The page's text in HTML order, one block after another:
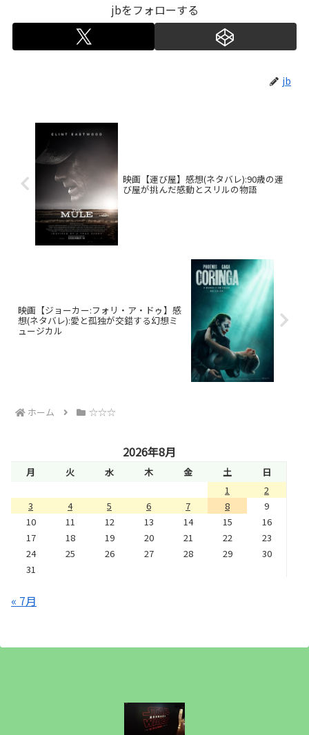
jbをフォローする
jb
映画【運び屋】感想(ネタバレ):90歳の運
び屋が挑んだ感動とスリルの物語
映画【ジョーカー:フォリ・ア・ドゥ】感
想(ネタバレ):愛と孤独が交錯する幻想ミ
ュージカル
ホーム ☆☆☆
2026年8月
月 火 水 木 金 土
日
1
2
3
4 5 6 7 8
9
10
11 12 13 14 15
16
17
18 19 20 21 22
23
24
25 26 27 28 29
30
31
« 7月